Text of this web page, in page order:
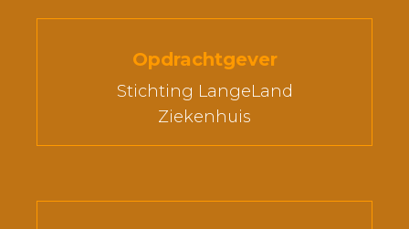
Opdrachtgever
Stichting LangeLand
Ziekenhuis